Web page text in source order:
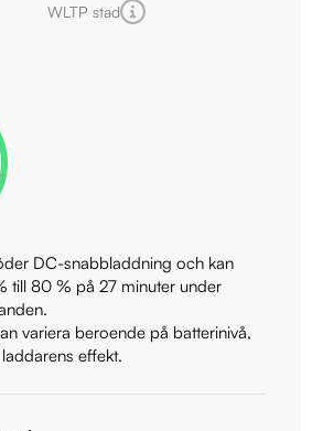
WLTP stad
DC-snabbladdning och kan
till 80 % på 27 minuter under
variera beroende på batterinivå,
effekt.